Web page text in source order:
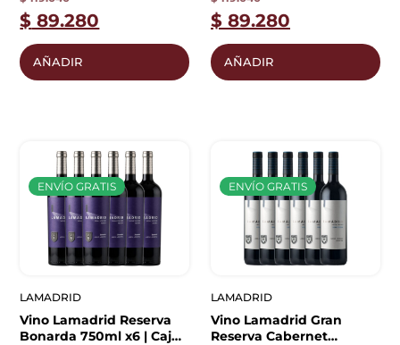
$ 89.280
AÑADIR
$ 89.280
AÑADIR
ENVÍO GRATIS
LAMADRID
Vino Lamadrid Reserva
Bonarda 750ml x6 | Caja
ENVÍO GRATIS
LAMADRID
Vino Lamadrid Gran
Reserva Cabernet